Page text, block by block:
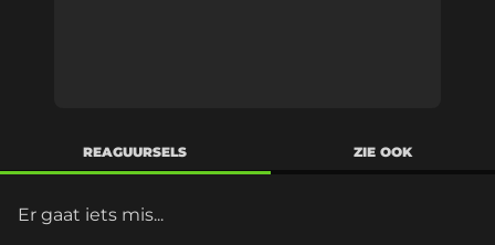
REAGUURSELS ZIE OOK
Er gaat iets mis...